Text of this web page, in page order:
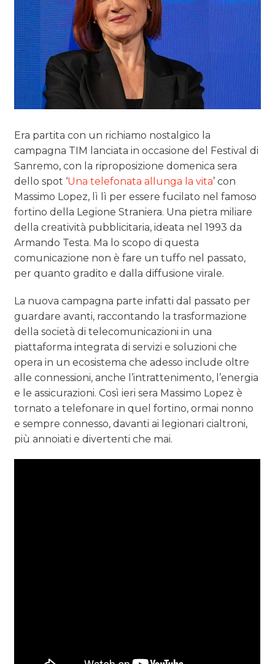
Era partita con un richiamo nostalgico la
campagna TIM lanciata in occasione del Festival di
Sanremo, con la riproposizione domenica sera
dello spot ‘Una telefonata allunga la vita’ con
Massimo Lopez, lì lì per essere fucilato nel famoso
fortino della Legione Straniera. Una pietra miliare
della creatività pubblicitaria, ideata nel 1993 da
Armando Testa. Ma lo scopo di questa
comunicazione non è fare un tuffo nel passato,
per quanto gradito e dalla diffusione virale.
La nuova campagna parte infatti dal passato per
guardare avanti, raccontando la trasformazione
della società di telecomunicazioni in una
piattaforma integrata di servizi e soluzioni che
opera in un ecosistema che adesso include oltre
alle connessioni, anche l’intrattenimento, l’energia
e le assicurazioni. Così ieri sera Massimo Lopez è
tornato a telefonare in quel fortino, ormai nonno
e sempre connesso, davanti ai legionari cialtroni,
più annoiati e divertenti che mai.